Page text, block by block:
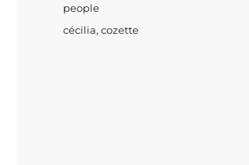
Catégories
people
Étiquettes
cécilia,cozette